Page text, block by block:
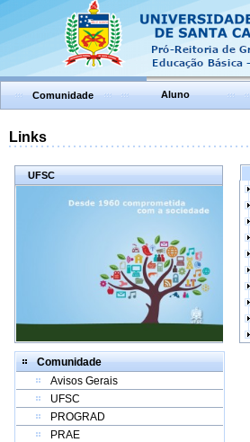
Comunidade Aluno
Links
UFSC
Comunidade
Avisos Gerais
UFSC
PROGRAD
PRAE